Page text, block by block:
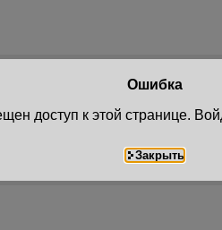
Ошибка
доступ к этой странице.